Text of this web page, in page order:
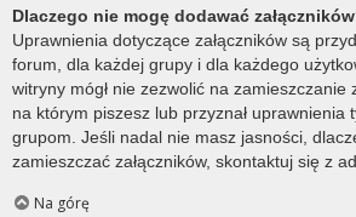
Dlaczego nie mogę dodawać
Uprawnienia dotyczące załączników są
forum, dla każdej grupy i dla każdego
witryny mógł nie zezwolić na zamieszczanie
na którym piszesz lub przyznał uprawnienia
grupom. Jeśli nadal nie masz jasności,
zamieszczać załączników, skontaktuj się z
Na górę